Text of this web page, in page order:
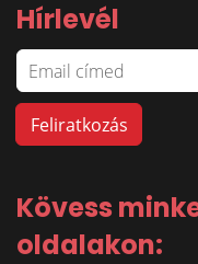
Hírlevél
Kövess
oldalakon: